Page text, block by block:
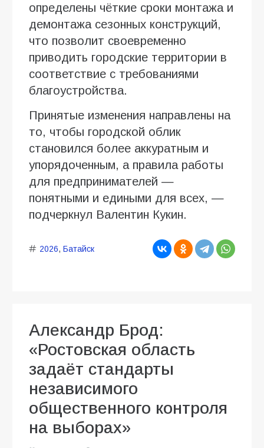
определены чёткие сроки монтажа и
демонтажа сезонных конструкций,
что позволит своевременно
приводить городские территории в
соответствие с требованиями
благоустройства.
Принятые изменения направлены на
то, чтобы городской облик
становился более аккуратным и
упорядоченным, а правила работы
для предпринимателей —
понятными и едиными для всех, —
подчеркнул Валентин Кукин.
2026, Батайск
Александр Брод:
«Ростовская область
задаёт стандарты
независимого
общественного контроля
на выборах»